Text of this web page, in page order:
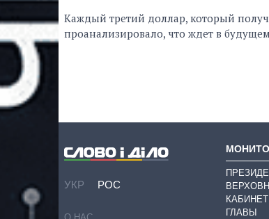
Каждый третий доллар, который
проанализировало, что ждет в
УКР РОС
О НАС
ГЛАВЫ